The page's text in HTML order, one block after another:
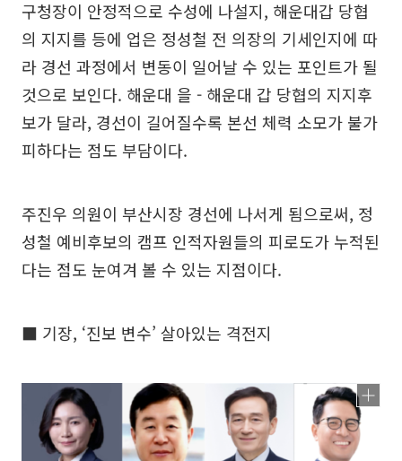
구청장이 안정적으로 수성에 나설지, 해운대갑 당협
의 지지를 등에 업은 정성철 전 의장의 기세인지에 따
라 경선 과정에서 변동이 일어날 수 있는 포인트가 될
것으로 보인다. 해운대 을 - 해운대 갑 당협의 지지후
보가 달라, 경선이 길어질수록 본선 체력 소모가 불가
피하다는 점도 부담이다.
주진우 의원이 부산시장 경선에 나서게 됨으로써, 정
성철 예비후보의 캠프 인적자원들의 피로도가 누적된
다는 점도 눈여겨 볼 수 있는 지점이다.
■ 기장, ‘진보 변수’ 살아있는 격전지